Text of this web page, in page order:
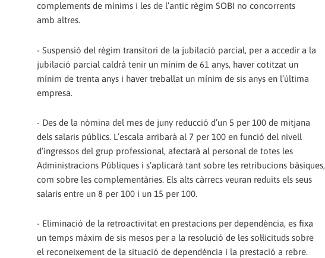
complements de mínims i les de l’antic règim SOBI no concorrents
amb altres.
- Suspensió del règim transitori de la jubilació parcial, per a accedir a la
jubilació parcial caldrà tenir un mínim de 61 anys, haver cotitzat un
mínim de trenta anys i haver treballat un mínim de sis anys en l’última
empresa.
- Des de la nòmina del mes de juny reducció d’un 5 per 100 de mitjana
dels salaris públics. L’escala arribarà al 7 per 100 en funció del nivell
d’ingressos del grup professional, afectarà al personal de totes les
Administracions Públiques i s’aplicarà tant sobre les retribucions bàsiques,
com sobre les complementàries. Els alts càrrecs veuran reduïts els seus
salaris entre un 8 per 100 i un 15 per 100.
- Eliminació de la retroactivitat en prestacions per dependència, es fixa
un temps màxim de sis mesos per a la resolució de les sol·licituds sobre
el reconeixement de la situació de dependència i la prestació a rebre.